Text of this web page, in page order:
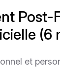
Post-
(6
et